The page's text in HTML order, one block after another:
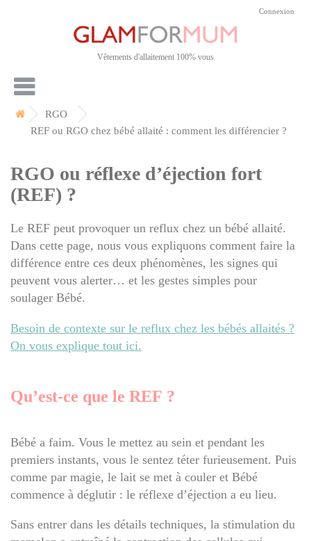
Connexion
Vêtements d'allaitement 100% vous
RGO
REF ou RGO chez bébé allaité : comment les différencier ?
RGO ou réflexe d’éjection fort
(REF) ?
Le REF peut provoquer un reflux chez un bébé allaité.
Dans cette page, nous vous expliquons comment faire la
différence entre ces deux phénomènes, les signes qui
peuvent vous alerter… et les gestes simples pour
soulager Bébé.
Besoin de contexte sur le reflux chez les bébés allaités ?
On vous explique tout ici.
Qu’est-ce que le REF ?
Bébé a faim. Vous le mettez au sein et pendant les
premiers instants, vous le sentez téter furieusement. Puis
comme par magie, le lait se met à couler et Bébé
commence à déglutir : le réflexe d’éjection a eu lieu.
Sans entrer dans les détails techniques, la stimulation du